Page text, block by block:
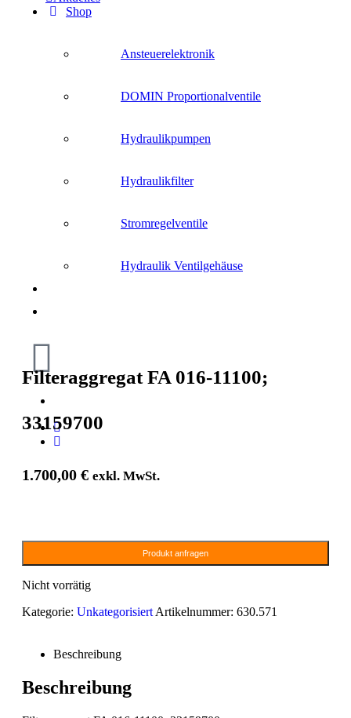
Shop
Ansteuerelektronik
DOMIN Proportionalventile
Hydraulikpumpen
Hydraulikfilter
Stromregelventile
Hydraulik Ventilgehäuse
Filteraggregat FA 016-11100;
33159700
1.700,00 € exkl. MwSt.
Produkt anfragen
Nicht vorrätig
Kategorie: Unkategorisiert Artikelnummer: 630.571
Beschreibung
Beschreibung